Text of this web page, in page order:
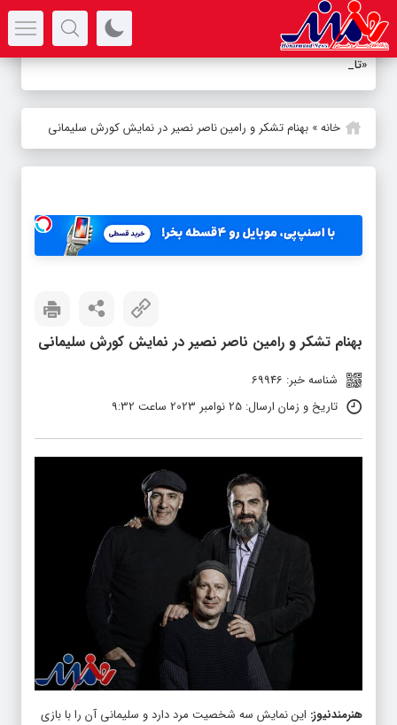
«تاوان» د_
خانه» بهنام تشکر و رامین ناصر نصیر در نمایش کورش سلیمانی
بهنام تشکر و رامین ناصر نصیر در نمایش کورش سلیمانی
شناسه خبر: 69946
تاریخ و زمان ارسال: 25 نوامبر 2023 ساعت 9:32
هنرمندنیوز: این نمایش سه شخصیت مرد دارد و سلیمانی آن را با بازی